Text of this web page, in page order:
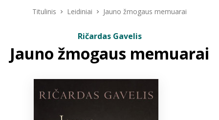
ELVIS atvyksta
Bibliotekoms
Titulinis Leidiniai Jauno žmogaus memuarai
Ričardas Gavelis
Jauno žmogaus memuarai